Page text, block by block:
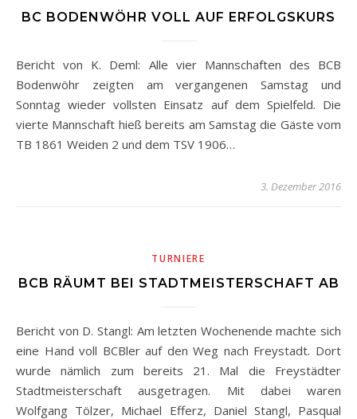
BC BODENWÖHR VOLL AUF ERFOLGSKURS
Bericht von K. Deml: Alle vier Mannschaften des BCB
Bodenwöhr zeigten am vergangenen Samstag und
Sonntag wieder vollsten Einsatz auf dem Spielfeld. Die
vierte Mannschaft hieß bereits am Samstag die Gäste vom
TB 1861 Weiden 2 und dem TSV 1906…
3. Dezember 2016
TURNIERE
BCB RÄUMT BEI STADTMEISTERSCHAFT AB
Bericht von D. Stangl: Am letzten Wochenende machte sich
eine Hand voll BCBler auf den Weg nach Freystadt. Dort
wurde nämlich zum bereits 21. Mal die Freystädter
Stadtmeisterschaft ausgetragen. Mit dabei waren
Wolfgang Tölzer, Michael Efferz, Daniel Stangl, Pasqual